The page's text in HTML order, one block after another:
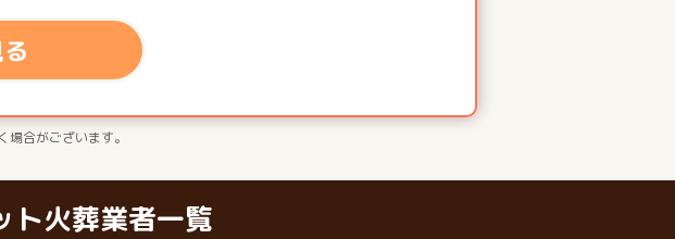
合がございます。
ト火葬業者一覧